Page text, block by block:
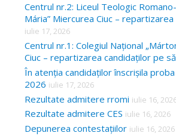
Centrul nr.2: Liceul Teologic
Mária” Miercurea Ciuc –
iulie 17, 2026
Centrul nr.1: Colegiul Național
Ciuc – repartizarea candidaților pe
În atenția candidaților înscrișila
2026 iulie 17, 2026
Rezultate admitere rromi iulie 16,
Rezultate admitere CES iulie 16, 2026
Depunerea contestațiilor iulie 16, 2026